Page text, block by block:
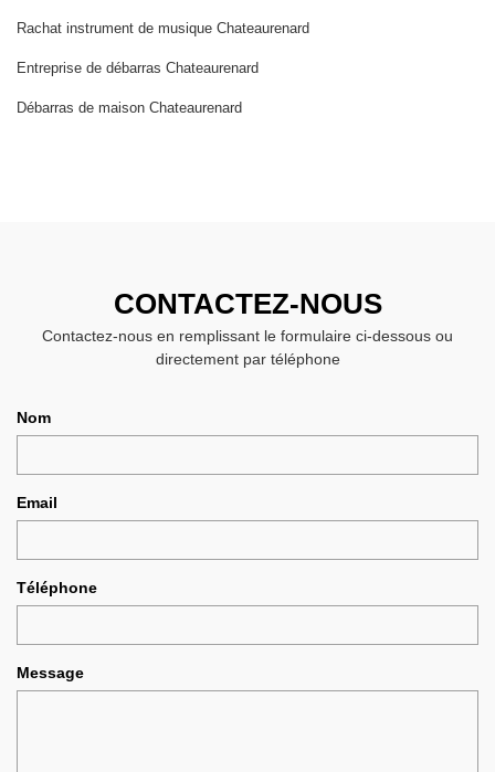
Rachat instrument de musique Chateaurenard
Entreprise de débarras Chateaurenard
Débarras de maison Chateaurenard
CONTACTEZ-NOUS
Contactez-nous en remplissant le formulaire ci-dessous ou
directement par téléphone
Nom
Email
Téléphone
Message